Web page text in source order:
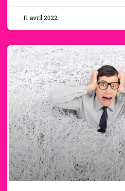
11 avril 2022